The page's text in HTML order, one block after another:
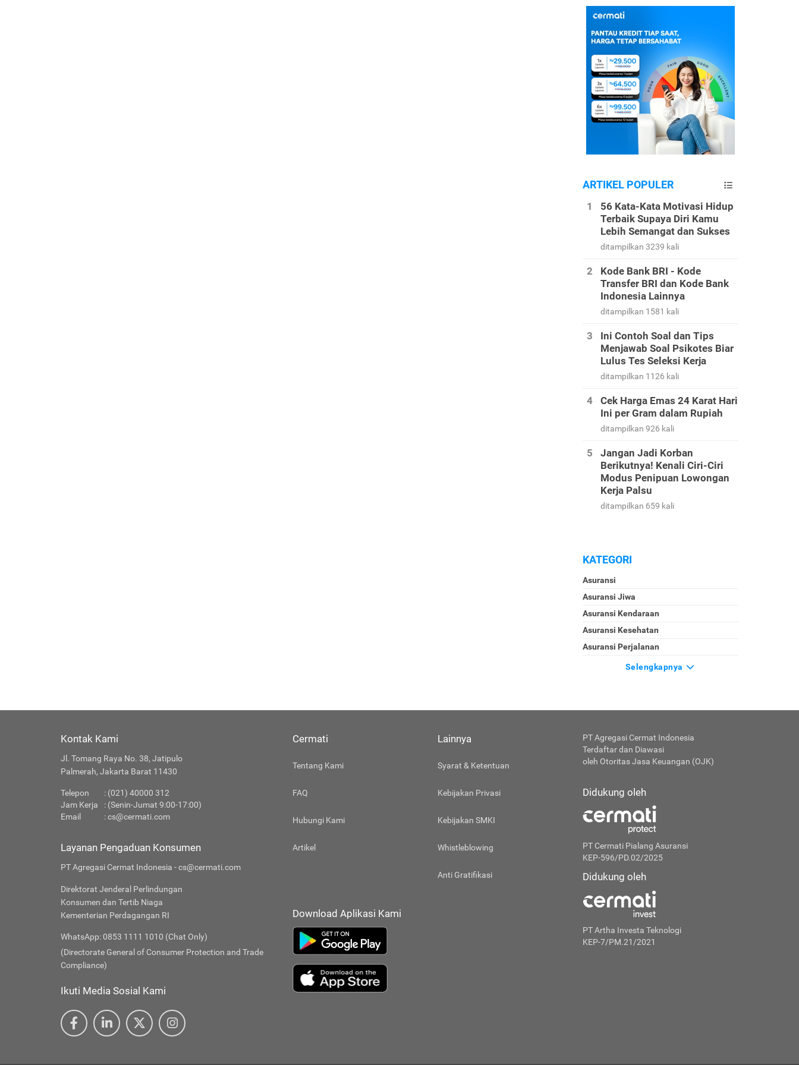
ARTIKEL POPULER
56 Kata-Kata Motivasi Hidup
Terbaik Supaya Diri Kamu
Lebih Semangat dan Sukses
ditampilkan 3239 kali
Kode Bank BRI - Kode
Transfer BRI dan Kode Bank
Indonesia Lainnya
ditampilkan 1581 kali
Ini Contoh Soal dan Tips
Menjawab Soal Psikotes Biar
Lulus Tes Seleksi Kerja
ditampilkan 1126 kali
Cek Harga Emas 24 Karat Hari
Ini per Gram dalam Rupiah
ditampilkan 926 kali
Jangan Jadi Korban
Berikutnya! Kenali Ciri-Ciri
Modus Penipuan Lowongan
Kerja Palsu
ditampilkan 659 kali
KATEGORI
Asuransi
Asuransi Jiwa
Asuransi Kendaraan
Asuransi Kesehatan
Asuransi Perjalanan
Selengkapnya
Kontak Kami
Jl. Tomang Raya No. 38, Jatipulo
Palmerah, Jakarta Barat 11430
Telepon
: (021) 40000 312
Jam Kerja
: (Senin-Jumat 9:00-17:00)
Email
:cs@cermati.com
Layanan Pengaduan Konsumen
PT Agregasi Cermat Indonesia - cs@cermati.com
Direktorat Jenderal Perlindungan
Konsumen dan Tertib Niaga
Kementerian Perdagangan RI
WhatsApp: 0853 1111 1010 (Chat Only)
(Directorate General of Consumer Protection and Trade
Compliance)
Ikuti Media Sosial Kami
Cermati
Tentang Kami
FAQ
Hubungi Kami
Artikel
Lainnya
Syarat & Ketentuan
Kebijakan Privasi
Kebijakan SMKI
Whistleblowing
Anti Gratifikasi
Download Aplikasi Kami
PT Agregasi Cermat Indonesia
Terdaftar dan Diawasi
oleh Otoritas Jasa Keuangan (OJK)
Didukung oleh
PT Cermati Pialang Asuransi
KEP-596/PD.02/2025
Didukung oleh
PT Artha Investa Teknologi
KEP-7/PM.21/2021